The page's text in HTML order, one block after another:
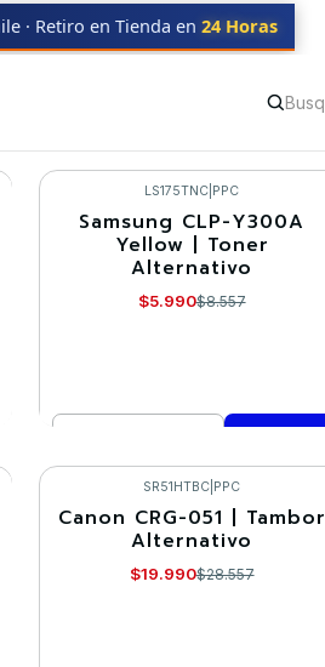
· Retiro en Tienda en 24 Horas
-30%
LS175TNC PPC
Samsung CLP-Y300A
Yellow | Toner
Alternativo
$5.990$8.557
Comprar ahora
-30%
SR51HTBC PPC
Canon CRG-051 | Tambor
Alternativo
$19.990$28.557